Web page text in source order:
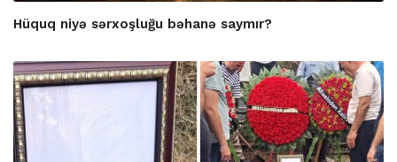
Hüquq niyə sərxoşluğu bəhanə saymır?